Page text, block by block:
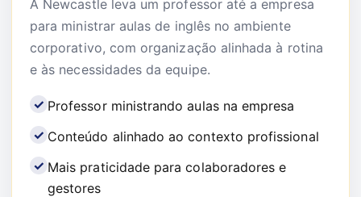
A Newcastle leva um professor até a empresa
para ministrar aulas de inglês no ambiente
corporativo, com organização alinhada à rotina
e às necessidades da equipe.
Professor ministrando aulas na empresa
Conteúdo alinhado ao contexto profissional
Mais praticidade para colaboradores e
gestores